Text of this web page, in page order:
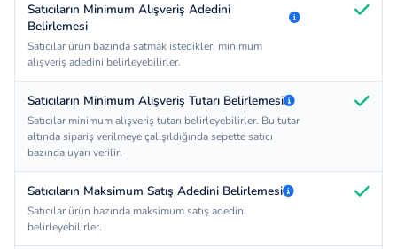
Satıcıların Minimum Alışveriş Adedini
Belirlemesi
Satıcılar ürün bazında satmak istedikleri minimum
alışveriş adedini belirleyebilirler.
Satıcıların Minimum Alışveriş Tutarı Belirlemesi
Satıcılar minimum alışveriş tutarı belirleyebilirler. Bu tutar
altında sipariş verilmeye çalışıldığında sepette satıcı
bazında uyarı verilir.
Satıcıların Maksimum Satış Adedini Belirlemesi
Satıcılar ürün bazında maksimum satış adedini
belirleyebilirler.